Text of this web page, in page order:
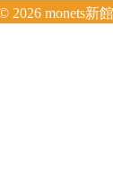
2026 monets新